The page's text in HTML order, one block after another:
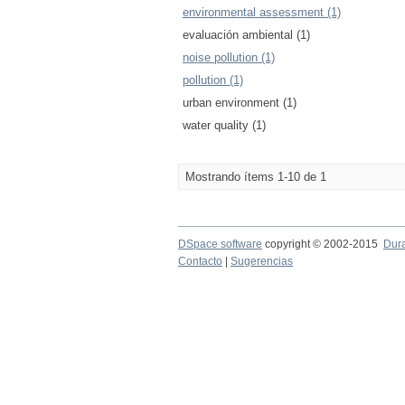
environmental assessment (1)
evaluación ambiental (1)
noise pollution (1)
pollution (1)
urban environment (1)
water quality (1)
Mostrando ítems 1-10 de 1
DSpace software copyright © 2002-2015
Contacto
Sugerencias